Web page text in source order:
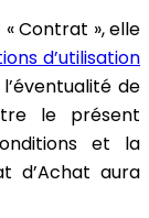
Contrat », elle
d’utilisation
de
le présent
et la
d’Achat aura